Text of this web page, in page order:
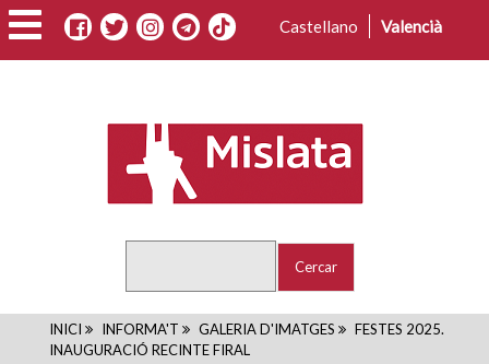
Vés
al
contingut
Castellano Valencià
FIL
INICI INFORMA'T GALERIA D'IMATGES
FESTES 2025.
INAUGURACIÓ RECINTE FIRAL